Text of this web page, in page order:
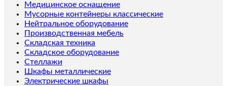
2.2
(Артикул:
14647)
Медицинское оснащение
Мусорные контейнеры классические
Нейтральное оборудование
Производственная мебель
Складская техника
Складское оборудование
Стеллажи
Шкафы металлические
Электрические шкафы